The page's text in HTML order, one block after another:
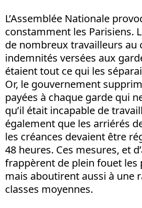
L’Assemblée Nationale
constamment les Parisiens.
de nombreux travailleurs au
indemnités versées aux
étaient tout ce qui les
Or, le gouvernement
payées à chaque garde qui
qu’il était incapable de
également que les arriérés
les créances devaient être
48 heures. Ces mesures, et
frappèrent de plein fouet les
mais aboutirent aussi à une
classes moyennes.